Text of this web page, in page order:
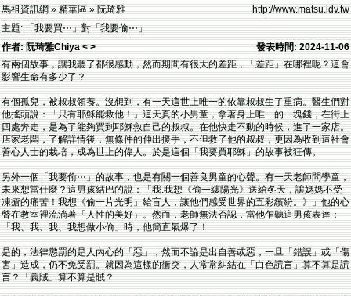
馬祖資訊網 » 精華區 » 阮琦雅
http://www.matsu.idv.tw
主題: 「我要買⋯」對「我要偷⋯」
作者: 阮琦雅Chiya < >
發表時間: 2024-11-06
有兩個故事，讓我聽了都很感動，然而期間有很大的差距，「差距」在哪裡呢？這會
影響生命有多少了？
有個孤兒，被叔叔領養。沒想到，有一天這世上唯一的依靠叔叔生了重病。醫生們對
他搖頭說：「只有耶穌能救他！」這天真的小男童，拿著身上唯一的一塊錢，在街上
四處奔走，是為了能夠買到耶穌救自己的叔叔。在他快走不動的時候，進了一家店。
店家老闆，了解詳情後，無條件的伸出援手，不但救了他的叔叔，更因為收到這社會
善心人士的栽培，成為世上的偉人。於是這個「我要買耶穌」的故事被狂傳。
另外一個「我要偷⋯」的故事，也是有關一個善良男童的心聲。有一天老師問學童，
未來想當什麼？這男孩結巴的說：「我.我想《偷一縷陽光》送給冬天，讓媽媽不受
凍瘡的痛苦！我想《偷一片光明」給盲人，讓他們感受世界的五彩繽紛。》」他的心
聲在教室裡流淌著「人性的美好」。然而，老師無法否認，當他乍聽這男孩表達：
「我、我、我、我想做小偷」時，他簡直氣爆了！
是的，法律懲罰的是人內心的「惡」，然而不論是出自善或惡，一旦「錯誤」或「傷
害」造成，仍不免受罰。就因為這樣的衝突，人常常糾結在「白色謊言」算不算是謊
言？「義賊」算不算是賊？